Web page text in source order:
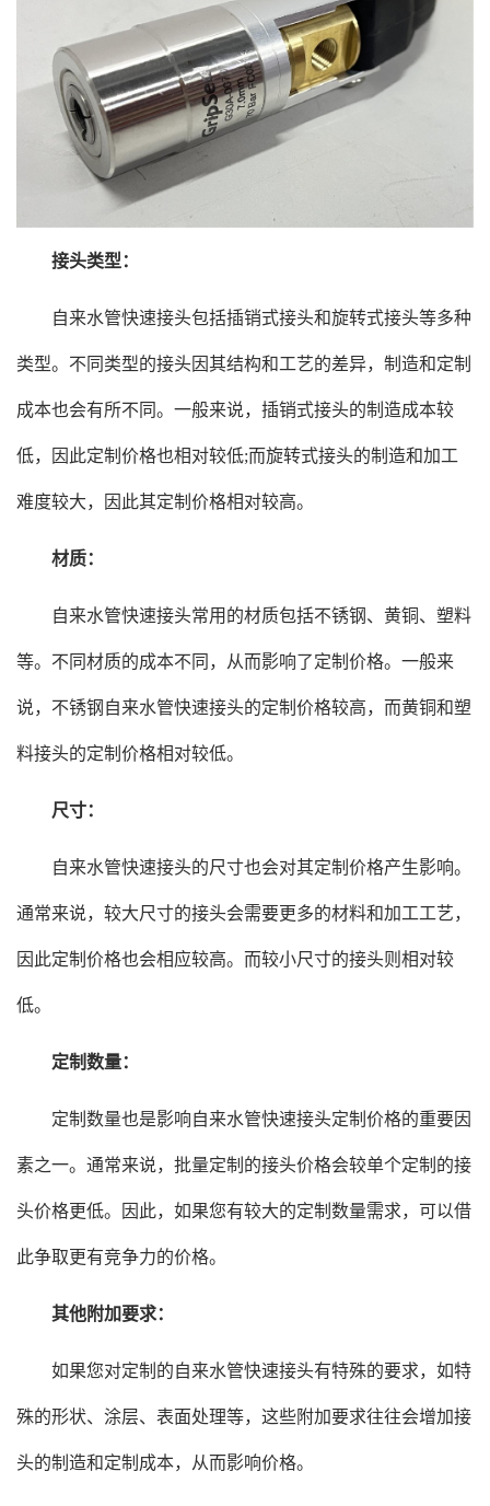
接头类型：
自来水管快速接头包括插销式接头和旋转式接头等多种
类型。不同类型的接头因其结构和工艺的差异，制造和定制
成本也会有所不同。一般来说，插销式接头的制造成本较
低，因此定制价格也相对较低;而旋转式接头的制造和加工
难度较大，因此其定制价格相对较高。
材质：
自来水管快速接头常用的材质包括不锈钢、黄铜、塑料
等。不同材质的成本不同，从而影响了定制价格。一般来
说，不锈钢自来水管快速接头的定制价格较高，而黄铜和塑
料接头的定制价格相对较低。
尺寸：
自来水管快速接头的尺寸也会对其定制价格产生影响。
通常来说，较大尺寸的接头会需要更多的材料和加工工艺，
因此定制价格也会相应较高。而较小尺寸的接头则相对较
低。
定制数量：
定制数量也是影响自来水管快速接头定制价格的重要因
素之一。通常来说，批量定制的接头价格会较单个定制的接
头价格更低。因此，如果您有较大的定制数量需求，可以借
此争取更有竞争力的价格。
其他附加要求：
如果您对定制的自来水管快速接头有特殊的要求，如特
殊的形状、涂层、表面处理等，这些附加要求往往会增加接
头的制造和定制成本，从而影响价格。